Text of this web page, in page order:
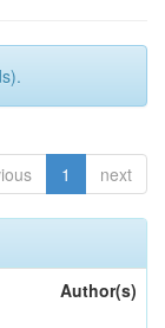
1 next
Author(s)